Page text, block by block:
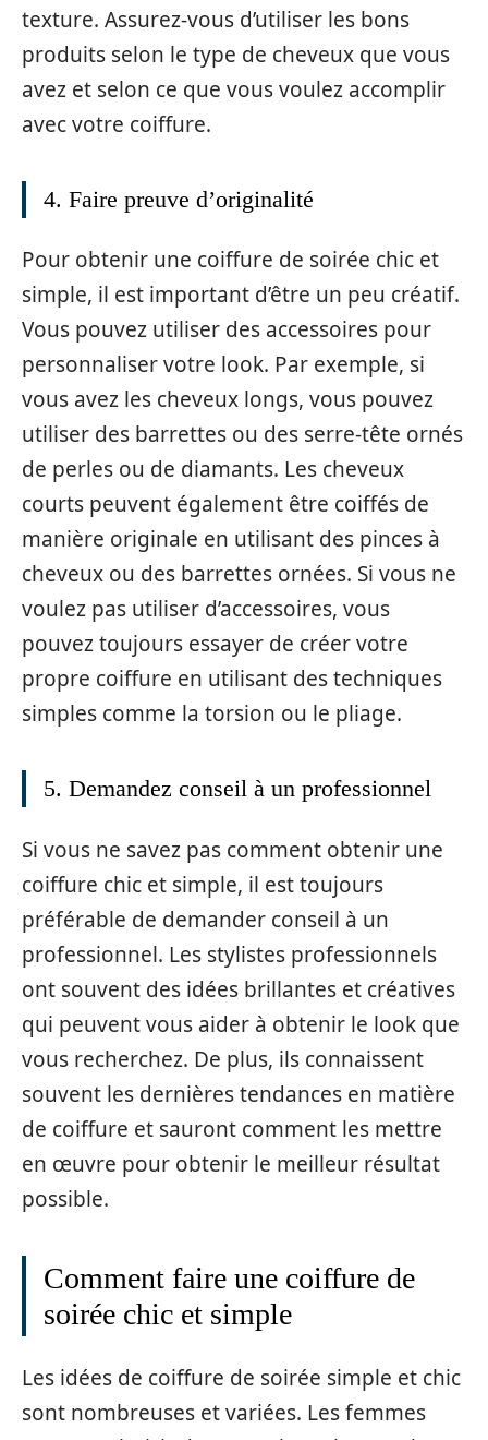
texture. Assurez-vous d’utiliser les bons
produits selon le type de cheveux que vous
avez et selon ce que vous voulez accomplir
avec votre coiffure.
4. Faire preuve d’originalité
Pour obtenir une coiffure de soirée chic et
simple, il est important d’être un peu créatif.
Vous pouvez utiliser des accessoires pour
personnaliser votre look. Par exemple, si
vous avez les cheveux longs, vous pouvez
utiliser des barrettes ou des serre-tête ornés
de perles ou de diamants. Les cheveux
courts peuvent également être coiffés de
manière originale en utilisant des pinces à
cheveux ou des barrettes ornées. Si vous ne
voulez pas utiliser d’accessoires, vous
pouvez toujours essayer de créer votre
propre coiffure en utilisant des techniques
simples comme la torsion ou le pliage.
5. Demandez conseil à un professionnel
Si vous ne savez pas comment obtenir une
coiffure chic et simple, il est toujours
préférable de demander conseil à un
professionnel. Les stylistes professionnels
ont souvent des idées brillantes et créatives
qui peuvent vous aider à obtenir le look que
vous recherchez. De plus, ils connaissent
souvent les dernières tendances en matière
de coiffure et sauront comment les mettre
en œuvre pour obtenir le meilleur résultat
possible.
Comment faire une coiffure de
soirée chic et simple
Les idées de coiffure de soirée simple et chic
sont nombreuses et variées. Les femmes